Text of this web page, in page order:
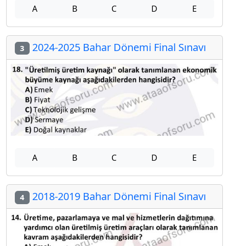
A B C D E
3 2024-2025 Bahar Dönemi Final Sınavı
A B C D E
4 2018-2019 Bahar Dönemi Final Sınavı